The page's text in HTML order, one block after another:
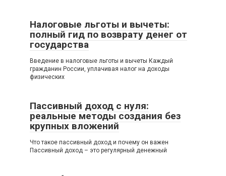
Налоговые льготы и вычеты:
полный гид по возврату денег от
государства
Введение в налоговые льготы и вычеты Каждый
гражданин России, уплачивая налог на доходы
физических
Пассивный доход с нуля:
реальные методы создания без
крупных вложений
Что такое пассивный доход и почему он важен
Пассивный доход – это регулярный денежный